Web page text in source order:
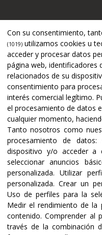
Certificaciones y
Con su consentimiento,
(1019) utilizamos cookies u
acceder y procesar datos
página web, identificadores
relacionados de su
consentimiento para
interés comercial legítimo.
el procesamiento de datos
cualquier momento,
Tanto nosotros como
procesamiento de datos:
dispositivo y/o acceder a
seleccionar anuncios
personalizada. Utilizar
personalizada.Crear un
Uso de perfiles para la
Medir el rendimiento de la
contenido.Comprender al
través de la combinación